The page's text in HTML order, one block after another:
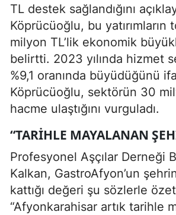
TL destek sağlandığını
Köprücüoğlu, bu yatırımların
milyon TL’lik ekonomik
belirtti. 2023 yılında hizmet
%9,1 oranında büyüdüğünü
Köprücüoğlu, sektörün 30
hacme ulaştığını vurguladı.
“TARIHLE MAYALANAN
Profesyonel Aşçılar Derneği
Kalkan, GastroAfyon’un
kattığı değeri şu sözlerle
“Afyonkarahisar artık tarihle